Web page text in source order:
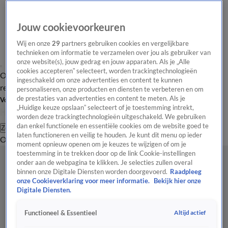
Overzicht Laatste nieuws Regionieuws Het beste van Hart
Tip de
redactie
Volg Hart van Nederland
Zoeken
OverzichtRegioUitzendingenWeerTip de redactiePanelVideo's
Jouw cookievoorkeuren
Wij en onze29 partners gebruiken cookies en vergelijkbare
technieken om informatie te verzamelen over jou als gebruiker van
onze website(s), jouw gedrag en jouw apparaten. Als je „Alle
cookies accepteren” selecteert, worden trackingtechnologieën
ingeschakeld om onze advertenties en content te kunnen
personaliseren, onze producten en diensten te verbeteren en om
de prestaties van advertenties en content te meten. Als je
„Huidige keuze opslaan” selecteert of je toestemming intrekt,
worden deze trackingtechnologieën uitgeschakeld. We gebruiken
dan enkel functionele en essentiële cookies om de website goed te
laten functioneren en veilig te houden. Je kunt dit menu op ieder
moment opnieuw openen om je keuzes te wijzigen of om je
toestemming in te trekken door op de link Cookie-instellingen
onder aan de webpagina te klikken. Je selecties zullen overal
binnen onze Digitale Diensten worden doorgevoerd. Raadpleeg
onze Cookieverklaring voor meer informatie.
Bekijk hier onze
Digitale Diensten.
Functioneel & Essentieel Altijd actief